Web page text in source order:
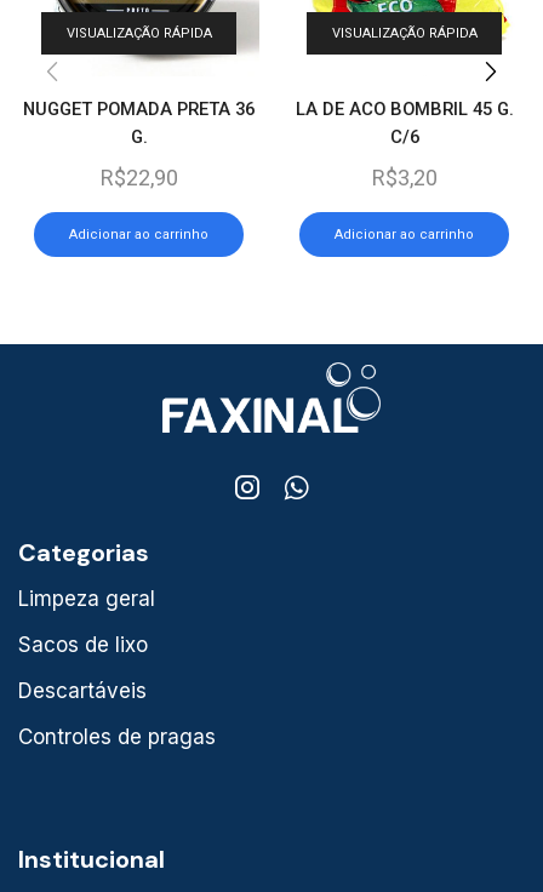
VISUALIZAÇÃO RÁPIDA
NUGGET POMADA PRETA 36
G.
R$22,90
Adicionar ao carrinho
VISUALIZAÇÃO RÁPIDA
LA DE ACO BOMBRIL 45 G.
C/6
R$3,20
Adicionar ao carrinho
Categorias
Limpeza geral
Sacos de lixo
Descartáveis
Controles de pragas
Institucional